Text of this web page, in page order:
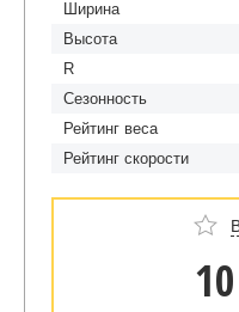
Ширина
Высота
R
Сезонность
Рейтинг веса
Рейтинг скорости